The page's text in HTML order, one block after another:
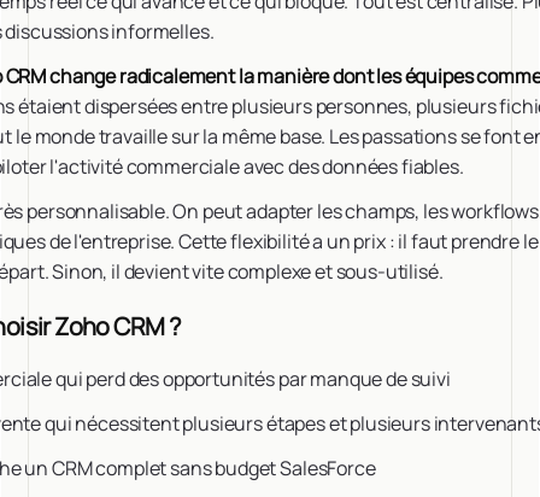
discussions informelles.
change radicalement la manière dont les équipes
étaient dispersées entre plusieurs personnes, plusieurs
le monde travaille sur la même base. Les passations se font
l'activité commerciale avec des données fiables.
personnalisable. On peut adapter les champs, les
de l'entreprise. Cette flexibilité a un prix : il faut prendre
Sinon, il devient vite complexe et sous-utilisé.
Zoho CRM ?
qui perd des opportunités par manque de suivi
qui nécessitent plusieurs étapes et plusieurs
un CRM complet sans budget SalesForce